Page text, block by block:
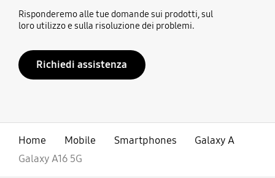
Risponderemo alle tue domande sui prodotti, sul
loro utilizzo e sulla risoluzione dei problemi.
Richiedi assistenza
Home Mobile Smartphones
Galaxy A
Galaxy A16 5G